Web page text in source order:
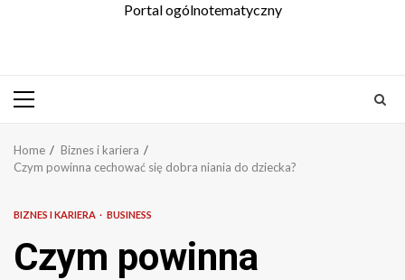
Portal ogólnotematyczny
Primary
Home
Biznes i kariera
Czym powinna cechować się dobra niania do dziecka?
BIZNES I KARIERA BUSINESS
Czym powinna